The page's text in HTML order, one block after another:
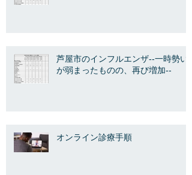
芦屋市のインフルエンザ--一時勢い
が弱まったものの、再び増加--
オンライン診療手順